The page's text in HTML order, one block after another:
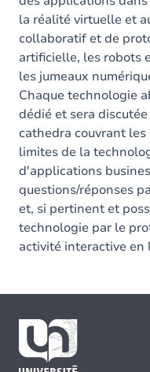
la réalité virtuelle et
collaboratif et de
artificielle, les robots
les jumeaux
Chaque technologie
dédié et sera
cathedra couvrant
limites de la
d'applications
questions/réponses
et, si pertinent et
technologie par le
activité interactive en